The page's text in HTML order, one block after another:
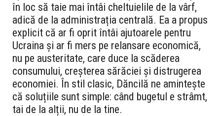
în loc să taie mai întâi cheltuielile de la vârf,
adică de la administrația centrală. Ea a propus
explicit că ar fi oprit întâi ajutoarele pentru
Ucraina și ar fi mers pe relansare economică,
nu pe austeritate, care duce la scăderea
consumului, creșterea sărăciei și distrugerea
economiei. În stil clasic, Dăncilă ne amintește
că soluțiile sunt simple: când bugetul e strâmt,
tai de la alții, nu de la tine.